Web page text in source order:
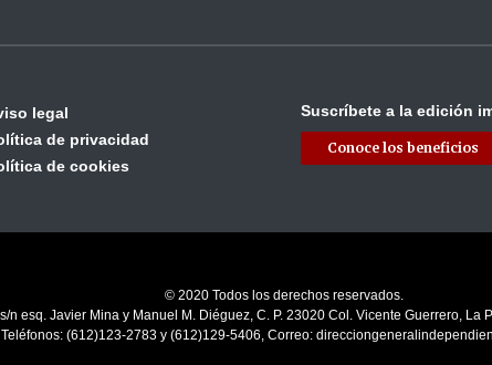
legal
de privacidad
de cookies
Suscríbete a la edición
Conoce los beneficios
© 2020 Todos los derechos reservados.
n esq. Javier Mina y Manuel M. Diéguez, C. P. 23020 Col. Vicente Guerrero, La
Teléfonos: (612)123-2783 y (612)129-5406, Correo: